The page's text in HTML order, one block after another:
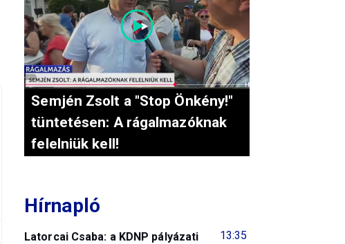
Semjén Zsolt a "Stop Önkény!"
tüntetésen: A rágalmazóknak
felelniük kell!
Hírnapló
13:35
Latorcai Csaba: a KDNP pályázati